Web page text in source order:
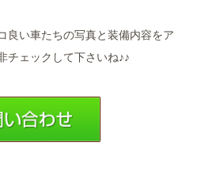
良い車たちの写真と装備内容をア
チェックして下さいね♪♪